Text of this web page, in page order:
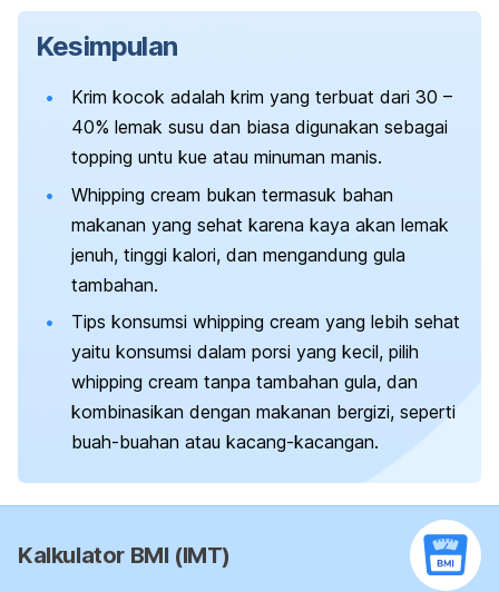
Kesimpulan
Krim kocok adalah krim yang terbuat dari 30 –
40% lemak susu dan biasa digunakan sebagai
topping untu kue atau minuman manis.
Whipping cream bukan termasuk bahan
makanan yang sehat karena kaya akan lemak
jenuh, tinggi kalori, dan mengandung gula
tambahan.
Tips konsumsi whipping cream yang lebih sehat
yaitu konsumsi dalam porsi yang kecil, pilih
whipping cream tanpa tambahan gula, dan
kombinasikan dengan makanan bergizi, seperti
buah-buahan atau kacang-kacangan.
Kalkulator BMI (IMT)